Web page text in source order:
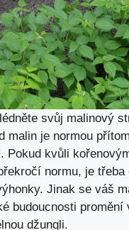
svůj malinový
malin je normou
Pokud kvůli
normu, je třeba
Jinak se váš
budoucnosti promění
džungli.